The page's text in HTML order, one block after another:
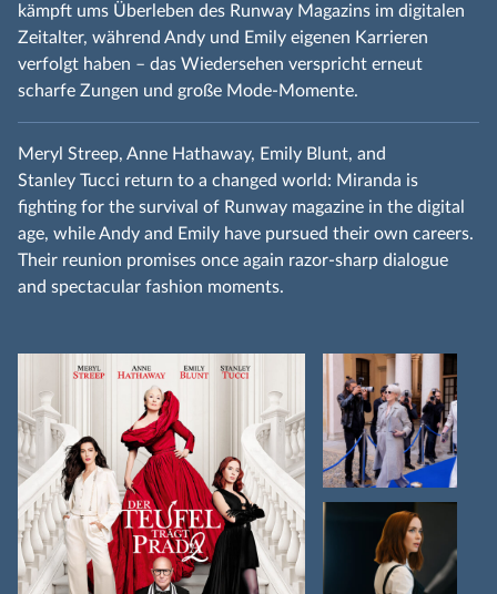
kämpft ums Überleben des Runway Magazins im digitalen
Zeitalter, während Andy und Emily eigenen Karrieren
verfolgt haben – das Wiedersehen verspricht erneut
scharfe Zungen und große Mode‑Momente.
Meryl Streep, Anne Hathaway, Emily Blunt, and
Stanley Tucci return to a changed world: Miranda is
fighting for the survival of Runway magazine in the digital
age, while Andy and Emily have pursued their own careers.
Their reunion promises once again razor‑sharp dialogue
and spectacular fashion moments.